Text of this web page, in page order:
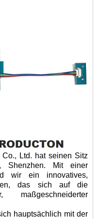
Ltd. hat seinen Sitz
Shenzhen. Mit einer
wir ein innovatives,
das sich auf die
maßgeschneiderter
hauptsächlich mit der